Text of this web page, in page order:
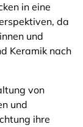
in eine
da
und
Keramik nach
von
und
ihre